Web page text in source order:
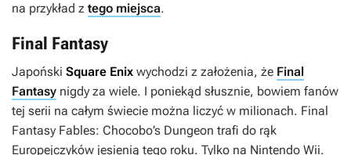
na przykład z tego miejsca.
Final Fantasy
Japoński Square Enix wychodzi z założenia, że Final
Fantasy nigdy za wiele. I poniekąd słusznie, bowiem fanów
tej serii na całym świecie można liczyć w milionach. Final
Fantasy Fables: Chocobo’s Dungeon trafi do rąk
Europejczyków jesienią tego roku. Tylko na Nintendo Wii.